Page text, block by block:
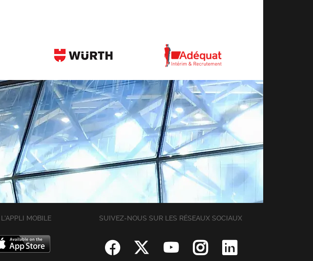
MOBILE SUIVEZ-NOUS SUR LES RÉSEAUX SOCIAUX